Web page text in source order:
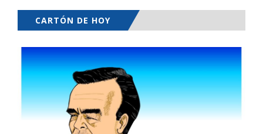
CARTÓN DE HOY